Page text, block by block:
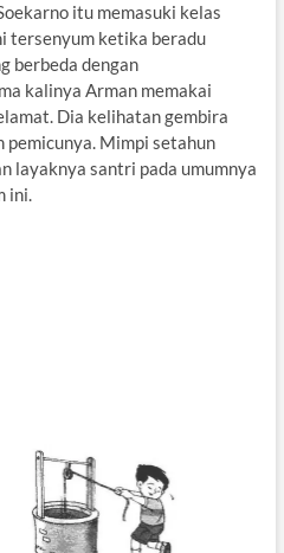
itu memasuki kelas
tersenyum ketika beradu
berbeda dengan
kalinya Arman memakai
Dia kelihatan gembira
Mimpi setahun
layaknya santri pada umumnya
ini.